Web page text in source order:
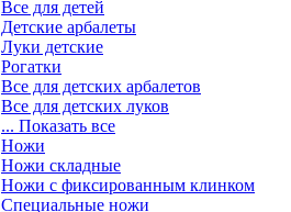
Все для детей
Детские арбалеты
Луки детские
Рогатки
Все для детских арбалетов
Все для детских луков
... Показать все
Ножи
Ножи складные
Ножи с фиксированным клинком
Специальные ножи